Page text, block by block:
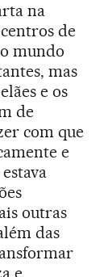
na
de
mundo
mas
e os
de
com que
e
outras
das